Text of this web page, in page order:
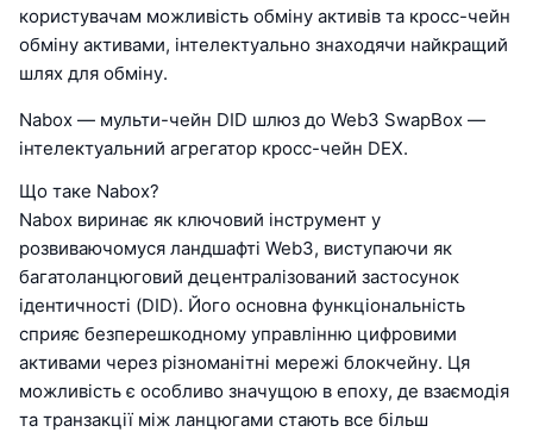
користувачам можливість обміну активів та кросс-чейн
обміну активами, інтелектуально знаходячи найкращий
шлях для обміну.
Nabox — мульти-чейн DID шлюз до Web3 SwapBox —
інтелектуальний агрегатор кросс-чейн DEX.
Що таке Nabox?
Nabox виринає як ключовий інструмент у
розвиваючомуся ландшафті Web3, виступаючи як
багатоланцюговий децентралізований застосунок
ідентичності (DID). Його основна функціональність
сприяє безперешкодному управлінню цифровими
активами через різноманітні мережі блокчейну. Ця
можливість є особливо значущою в епоху, де взаємодія
та транзакції між ланцюгами стають все більш